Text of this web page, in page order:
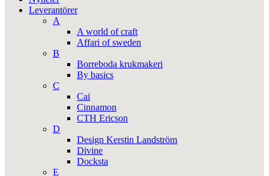
Leverantörer
A
A world of craft
Affari of sweden
B
Borreboda krukmakeri
By basics
C
Cai
Cinnamon
CTH Ericson
D
Design Kerstin Landström
Divine
Docksta
E